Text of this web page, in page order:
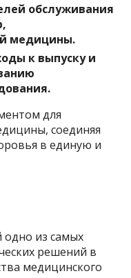
обслуживания
медицины.
к выпуску и
для
соединяя
в единую и
одно из самых
решений в
медицинского